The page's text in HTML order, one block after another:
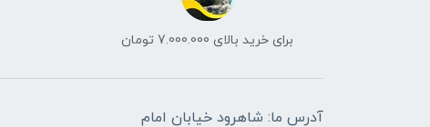
برای خرید بالای 7.000.000 تومان
آدرس ما: شاهرود خیابان امام